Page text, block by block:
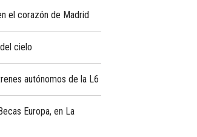
el corazón de Madrid
cielo
autónomos de la L6
Europa, en La